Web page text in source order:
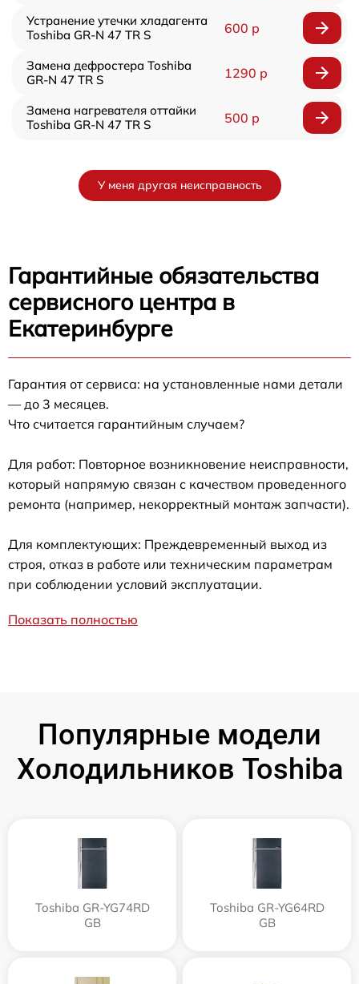
Устранение утечки хладагента
Toshiba GR-N 47 TR S
600 р
Замена дефростера Toshiba
GR-N 47 TR S
1290 р
Замена нагревателя оттайки
Toshiba GR-N 47 TR S
500 р
У меня другая неисправность
Гарантийные обязательства
сервисного центра в
Екатеринбурге
Гарантия от сервиса: на установленные нами детали
— до 3 месяцев.
Что считается гарантийным случаем?
Для работ: Повторное возникновение неисправности,
который напрямую связан с качеством проведенного
ремонта (например, некорректный монтаж запчасти).
Для комплектующих: Преждевременный выход из
строя, отказ в работе или техническим параметрам
при соблюдении условий эксплуатации.
Показать полностью
Популярные модели
Холодильников Toshiba
Toshiba GR-YG74RD
GB
Toshiba GR-YG64RD
GB